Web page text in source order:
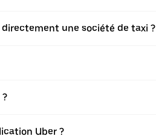
une société de taxi ?
Uber ?